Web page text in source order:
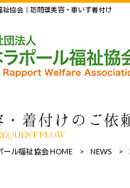
協会｜訪問理美容・車いす着付け
着付けのご依
FLOW
ール福祉協会 HOME > NEWS >